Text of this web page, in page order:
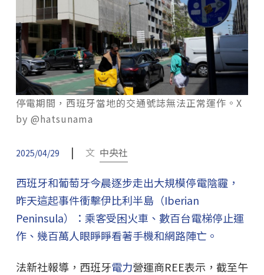
停電期間，西班牙當地的交通號誌無法正常運作。X
by @hatsunama
2025/04/29 | 文 中央社
西班牙和葡萄牙今晨逐步走出大規模停電陰霾，
昨天這起事件衝擊伊比利半島（Iberian
Peninsula）：乘客受困火車、數百台電梯停止運
作、幾百萬人眼睜睜看著手機和網路陣亡。
法新社報導，西班牙電力營運商REE表示，截至午